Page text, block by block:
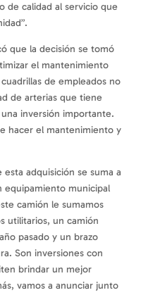
de calidad al servicio que
que la decisión se tomó
el mantenimiento
de empleados no
de arterias que tiene
inversión importante.
hacer el mantenimiento y
adquisición se suma a
equipamiento municipal
camión le sumamos
utilitarios, un camión
pasado y un brazo
Son inversiones con
brindar un mejor
vamos a anunciar junto